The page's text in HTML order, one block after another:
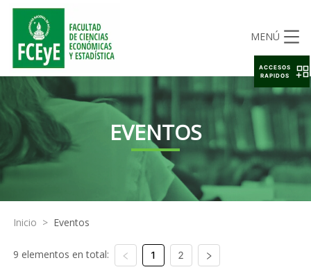
MENÚ
EVENTOS
Inicio > Eventos
9 elementos en total: 1 2
ACCESOS
RAPIDOS